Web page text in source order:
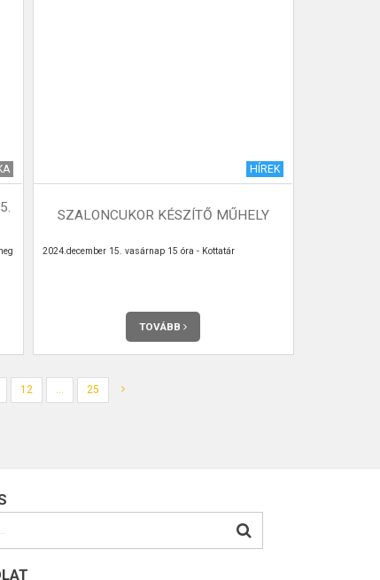
HÍREK
SZALONCUKOR KÉSZÍTŐ MŰHELY
2024.december 15. vasárnap 15 óra - Kottatár
TOVÁBB
12 ... 25